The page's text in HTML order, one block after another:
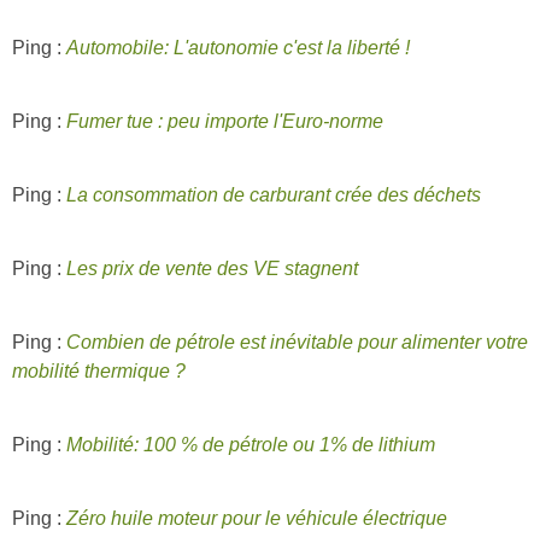
Ping : Automobile: L'autonomie c'est la liberté !
Ping : Fumer tue : peu importe l'Euro-norme
Ping : La consommation de carburant crée des déchets
Ping : Les prix de vente des VE stagnent
Ping : Combien de pétrole est inévitable pour alimenter votre
mobilité thermique ?
Ping : Mobilité: 100 % de pétrole ou 1% de lithium
Ping : Zéro huile moteur pour le véhicule électrique